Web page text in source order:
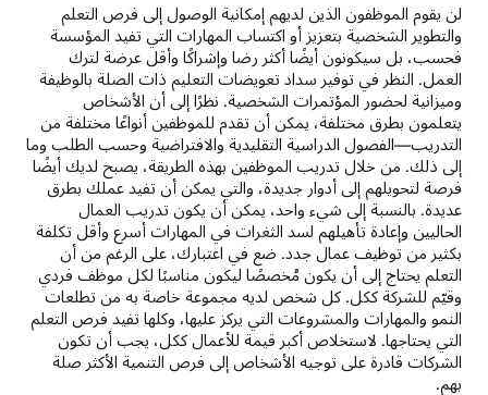
لن يقوم الموظفون الذين لديهم إمكانية الوصول إلى فرص التعلم
والتطوير الشخصية بتعزيز أو اكتساب المهارات التي تفيد المؤسسة
فحسب، بل سيكونون أيضًا أكثر رضا وإشراكًا وأقل عرضة لترك
العمل. النظر في توفير سداد تعويضات التعليم ذات الصلة بالوظيفة
وميزانية لحضور المؤتمرات الشخصية. نظرًا إلى أن الأشخاص
يتعلمون بطرق مختلفة، يمكن أن تقدم للموظفين أنواعًا مختلفة من
التدريب—الفصول الدراسية التقليدية والافتراضية وحسب الطلب وما
إلى ذلك. من خلال تدريب الموظفين بهذه الطريقة، يصبح لديك أيضًا
فرصة لتحويلهم إلى أدوار جديدة، والتي يمكن أن تفيد عملك بطرق
عديدة. بالنسبة إلى شيء واحد، يمكن أن يكون تدريب العمال
الحاليين وإعادة تأهيلهم لسد الثغرات في المهارات أسرع وأقل تكلفة
بكثير من توظيف عمال جدد. ضع في اعتبارك، على الرغم من أن
التعلم يحتاج إلى أن يكون مُخصصًا ليكون مناسبًا لكل موظف فردي
وقيّم للشركة ككل. كل شخص لديه مجموعة خاصة به من تطلعات
النمو والمهارات والمشروعات التي يركز عليها، وكلها تفيد فرص التعلم
التي يحتاجها. لاستخلاص أكبر قيمة للأعمال ككل، يجب أن تكون
الشركات قادرة على توجيه الأشخاص إلى فرص التنمية الأكثر صلة
بهم.